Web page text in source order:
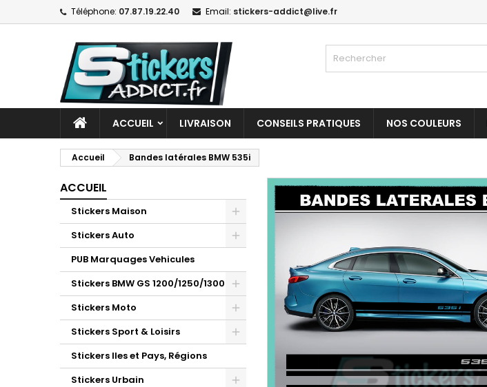
Téléphone: 07.87.19.22.40 Email: stickers-addict@live.fr
ACCUEIL LIVRAISON CONSEILS PRATIQUES NOS COULEURS
Accueil Bandes latérales BMW 535i
ACCUEIL
Stickers Maison
Stickers Auto
PUB Marquages Vehicules
Stickers BMW GS 1200/1250/1300
Stickers Moto
Stickers Sport & Loisirs
Stickers Iles et Pays, Régions
Stickers Urbain